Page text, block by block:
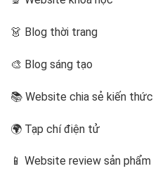
👗 Blog thời trang
🎨 Blog sáng tạo
📚 Website chia sẻ kiến thức
🌍 Tạp chí điện tử
📱 Website review sản phẩm